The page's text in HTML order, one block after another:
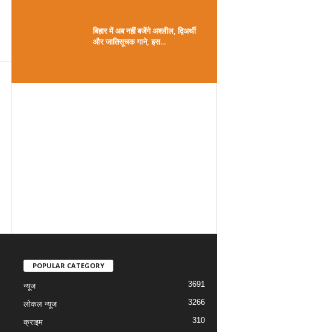
बिहार में अब नहीं बजेंगे अश्लील, द्विअर्थी
और जातिसूचक गाने, इस...
POPULAR CATEGORY
न्यूज 3691
लोकल न्यूज 3266
क्राइम 310